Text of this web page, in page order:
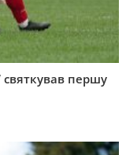
святкував першу